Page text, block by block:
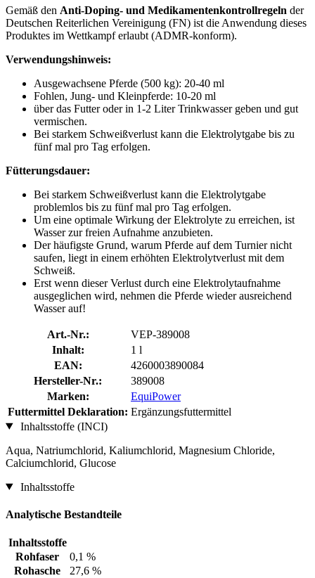
Gemäß den Anti-Doping- und Medikamentenkontrollregeln der
Deutschen Reiterlichen Vereinigung (FN) ist die Anwendung dieses
Produktes im Wettkampf erlaubt (ADMR-konform).
Verwendungshinweis:
Ausgewachsene Pferde (500 kg): 20-40 ml
Fohlen, Jung- und Kleinpferde: 10-20 ml
über das Futter oder in 1-2 Liter Trinkwasser geben und gut
vermischen.
Bei starkem Schweißverlust kann die Elektrolytgabe bis zu
fünf mal pro Tag erfolgen.
Fütterungsdauer:
Bei starkem Schweißverlust kann die Elektrolytgabe
problemlos bis zu fünf mal pro Tag erfolgen.
Um eine optimale Wirkung der Elektrolyte zu erreichen, ist
Wasser zur freien Aufnahme anzubieten.
Der häufigste Grund, warum Pferde auf dem Turnier nicht
saufen, liegt in einem erhöhten Elektrolytverlust mit dem
Schweiß.
Erst wenn dieser Verlust durch eine Elektrolytaufnahme
ausgeglichen wird, nehmen die Pferde wieder ausreichend
Wasser auf!
Art.-Nr.:
VEP-389008
Inhalt:
1 l
EAN:
4260003890084
Hersteller-Nr.:
389008
Marken:
EquiPower
Futtermittel Deklaration: Ergänzungsfuttermittel
Inhaltsstoffe (INCI)
Aqua, Natriumchlorid, Kaliumchlorid, Magnesium Chloride,
Calciumchlorid, Glucose
Inhaltsstoffe
Analytische Bestandteile
Inhaltsstoffe
Rohfaser
0,1 %
Rohasche
27,6 %